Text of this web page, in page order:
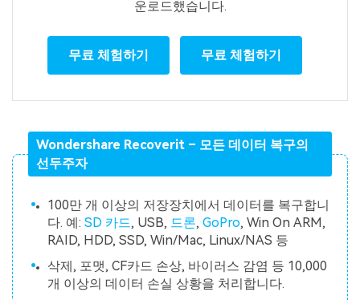
운로드했습니다.
무료 체험하기 무료 체험하기
Wondershare Recoverit – 모든 데이터 복구의
선두주자
100만 개 이상의 저장장치에서 데이터를 복구합니
다. 예:SD 카드, USB, 드론,GoPro, Win On ARM,
RAID, HDD, SSD, Win/Mac, Linux/NAS 등
삭제, 포맷, CF카드 손상, 바이러스 감염 등 10,000
개 이상의 데이터 손실 상황을 처리합니다.